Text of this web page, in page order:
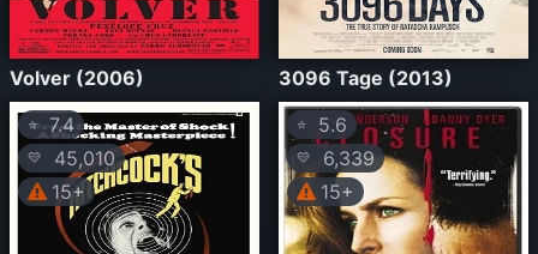
Volver (2006) 3096 Tage (2013)
⭐7.4
💛
45,010
15+
⭐ 5.6
💛
6,339
15+